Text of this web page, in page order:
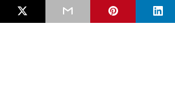
oleh Anak
Serangan bom molotov di SMP Negeri 3